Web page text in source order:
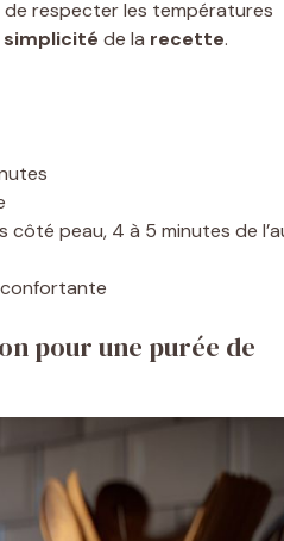
de respecter les températures
simplicité de la recette.
côté peau, 4 à 5 minutes de
pour une purée de